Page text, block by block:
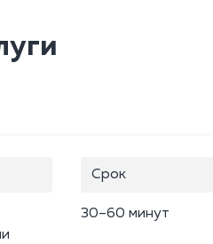
Срок
30–60 минут